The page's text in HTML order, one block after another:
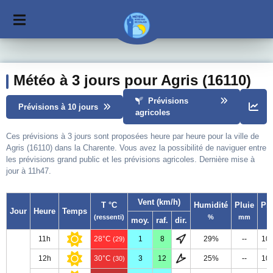
Météo à 3 jours pour Agris (16110)
Prévisions à 10 jours
Prévisions
agricoles
Ces prévisions à 3 jours sont proposées heure par heure pour la ville de
Agris (16110) dans la Charente. Vous avez la possibilité de naviguer entre
les prévisions grand public et les prévisions agricoles. Dernière mise à
jour à 11h47.
Jour Heure Temps
T °C
(ressenti)
Vent (km/h) Humidité
%
Pluie
mm
moy. raf. dir.
11h 28°C (29) 1 8 29% --
12h 30°C (30) 3 12 25% --